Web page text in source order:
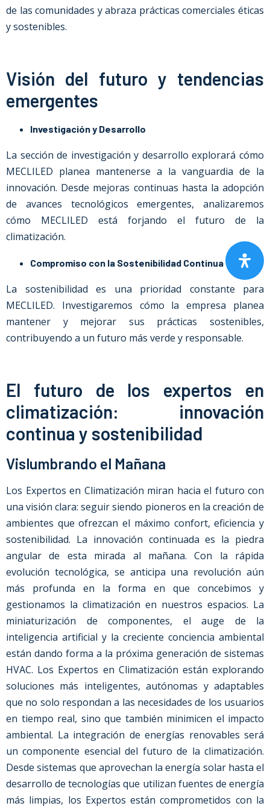
de las comunidades y abraza prácticas comerciales éticas
y sostenibles.
Visión del futuro y tendencias
emergentes
Investigación y Desarrollo
La sección de investigación y desarrollo explorará cómo
MECLILED planea mantenerse a la vanguardia de la
innovación. Desde mejoras continuas hasta la adopción
de avances tecnológicos emergentes, analizaremos
cómo MECLILED está forjando el futuro de la
climatización.
Compromiso con la Sostenibilidad Continua
La sostenibilidad es una prioridad constante para
MECLILED. Investigaremos cómo la empresa planea
mantener y mejorar sus prácticas sostenibles,
contribuyendo a un futuro más verde y responsable.
El futuro de los expertos en
climatización: innovación
continua y sostenibilidad
Vislumbrando el Mañana
Los Expertos en Climatización miran hacia el futuro con
una visión clara: seguir siendo pioneros en la creación de
ambientes que ofrezcan el máximo confort, eficiencia y
sostenibilidad. La innovación continuada es la piedra
angular de esta mirada al mañana. Con la rápida
evolución tecnológica, se anticipa una revolución aún
más profunda en la forma en que concebimos y
gestionamos la climatización en nuestros espacios. La
miniaturización de componentes, el auge de la
inteligencia artificial y la creciente conciencia ambiental
están dando forma a la próxima generación de sistemas
HVAC. Los Expertos en Climatización están explorando
soluciones más inteligentes, autónomas y adaptables
que no solo respondan a las necesidades de los usuarios
en tiempo real, sino que también minimicen el impacto
ambiental. La integración de energías renovables será
un componente esencial del futuro de la climatización.
Desde sistemas que aprovechan la energía solar hasta el
desarrollo de tecnologías que utilizan fuentes de energía
más limpias, los Expertos están comprometidos con la